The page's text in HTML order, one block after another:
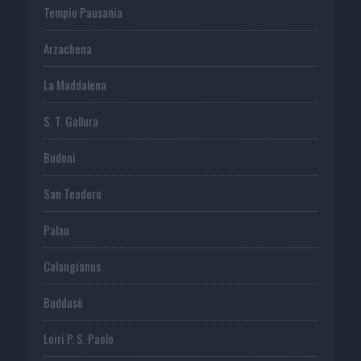
Tempio Pausania
Arzachena
La Maddalena
S. T. Gallura
Budoni
San Teodoro
Palau
Calangianus
Buddusò
Loiri P. S. Paolo